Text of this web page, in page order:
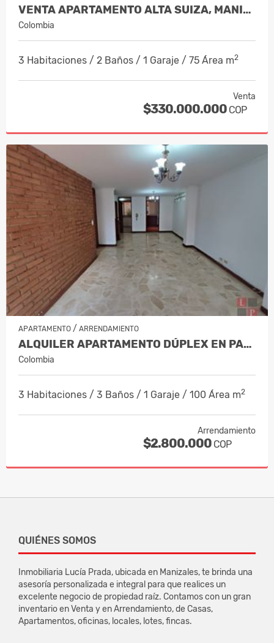
VENTA APARTAMENTO ALTA SUIZA, MANIZA…
Colombia
3 Habitaciones / 2 Baños / 1 Garaje / 75 Área m2
Venta
$330.000.000 COP
APARTAMENTO / ARRENDAMIENTO
ALQUILER APARTAMENTO DÚPLEX EN PALER…
Colombia
3 Habitaciones / 3 Baños / 1 Garaje / 100 Área m2
Arrendamiento
$2.800.000 COP
QUIÉNES SOMOS
Inmobiliaria Lucía Prada, ubicada en Manizales, te brinda una
asesoría personalizada e integral para que realices un
excelente negocio de propiedad raíz. Contamos con un gran
inventario en Venta y en Arrendamiento, de Casas,
Apartamentos, oficinas, locales, lotes, fincas.